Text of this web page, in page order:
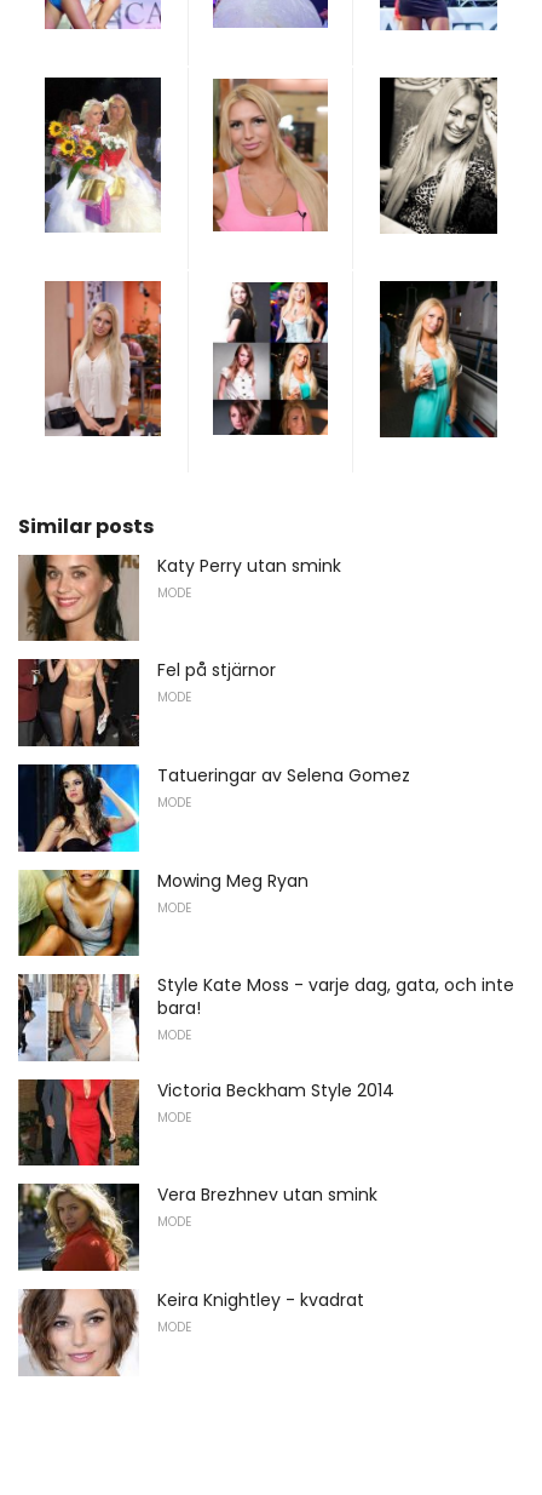
Similar posts
Katy Perry utan smink
MODE
Fel på stjärnor
MODE
Tatueringar av Selena Gomez
MODE
Mowing Meg Ryan
MODE
Style Kate Moss - varje dag, gata, och inte
bara!
MODE
Victoria Beckham Style 2014
MODE
Vera Brezhnev utan smink
MODE
Keira Knightley - kvadrat
MODE